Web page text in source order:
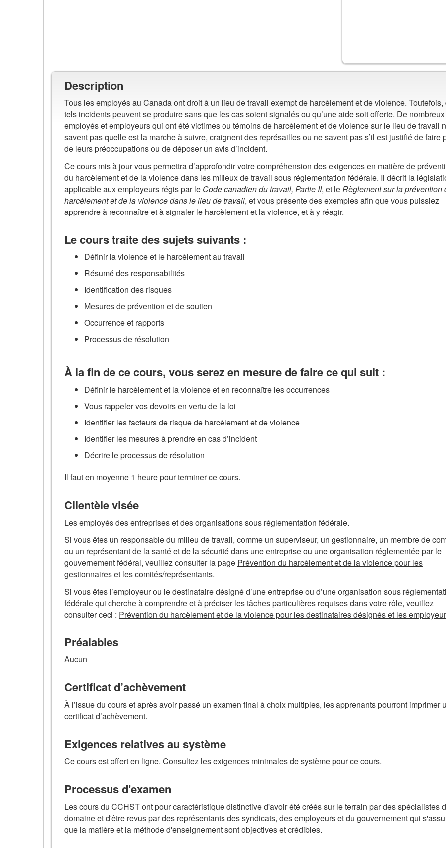
Description
Tous les employés au Canada ont droit à un lieu de travail exempt de harcèlement et de violence. Toutefois,
tels incidents peuvent se produire sans que les cas soient signalés ou qu’une aide soit offerte. De nombreux
employés et employeurs qui ont été victimes ou témoins de harcèlement et de violence sur le lieu de travail
savent pas quelle est la marche à suivre, craignent des représailles ou ne savent pas s’il est justifié de faire
de leurs préoccupations ou de déposer un avis d’incident.
Ce cours mis à jour vous permettra d’approfondir votre compréhension des exigences en matière de
du harcèlement et de la violence dans les milieux de travail sous réglementation fédérale. Il décrit la
applicable aux employeurs régis par le Code canadien du travail, Partie II, et leRèglement sur la prévention
harcèlement et de la violence dans le lieu de travail, et vous présente des exemples afin que vous puissiez
apprendre à reconnaître et à signaler le harcèlement et la violence, et à y réagir.
Le cours traite des sujets suivants :
Définir la violence et le harcèlement au travail
Résumé des responsabilités
Identification des risques
Mesures de prévention et de soutien
Occurrence et rapports
Processus de résolution
À la fin de ce cours, vous serez en mesure de faire ce qui suit :
Définir le harcèlement et la violence et en reconnaître les occurrences
Vous rappeler vos devoirs en vertu de la loi
Identifier les facteurs de risque de harcèlement et de violence
Identifier les mesures à prendre en cas d’incident
Décrire le processus de résolution
Il faut en moyenne 1 heure pour terminer ce cours.
Clientèle visée
Les employés des entreprises et des organisations sous réglementation fédérale.
Si vous êtes un responsable du milieu de travail, comme un superviseur, un gestionnaire, un membre de
ou un représentant de la santé et de la sécurité dans une entreprise ou une organisation réglementée par le
gouvernement fédéral, veuillez consulter la page Prévention du harcèlement et de la violence pour les
gestionnaires et les comités/représentants.
Si vous êtes l’employeur ou le destinataire désigné d’une entreprise ou d’une organisation sous
fédérale qui cherche à comprendre et à préciser les tâches particulières requises dans votre rôle, veuillez
consulter ceci : Prévention du harcèlement et de la violence pour les destinataires désignés et les
Préalables
Aucun
Certificat d’achèvement
À l’issue du cours et après avoir passé un examen final à choix multiples, les apprenants pourront imprimer
certificat d’achèvement.
Exigences relatives au système
Ce cours est offert en ligne. Consultez lesexigences minimales de systèmepour ce cours.
Processus d'examen
Les cours du CCHST ont pour caractéristique distinctive d'avoir été créés sur le terrain par des spécialistes
domaine et d'être revus par des représentants des syndicats, des employeurs et du gouvernement qui
que la matière et la méthode d'enseignement sont objectives et crédibles.